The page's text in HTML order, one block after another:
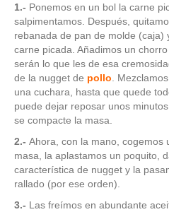
1.- Ponemos en un bol la carne
salpimentamos. Después,
rebanada de pan de molde (caja)
carne picada. Añadimos un
serán lo que les de esa
de la nugget de pollo .
una cuchara, hasta que quede
puede dejar reposar unos
se compacte la masa.
2.- Ahora, con la mano, cogemos
masa, la aplastamos un poquito,
característica de nugget y la
rallado (por ese orden).
3.- Las freímos en abundante